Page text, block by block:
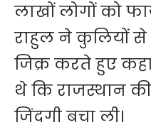
लाखों लोगों को
राहुल ने कुलियों
जिक्र करते हुए
थे कि राजस्थान
जिंदगी बचा ली।